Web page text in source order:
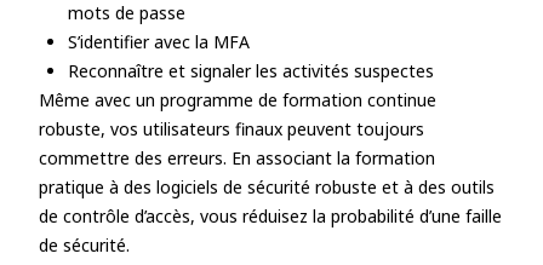
mots de passe
S’identifier avec la MFA
Reconnaître et signaler les activités suspectes
Même avec un programme de formation continue
robuste, vos utilisateurs finaux peuvent toujours
commettre des erreurs. En associant la formation
pratique à des logiciels de sécurité robuste et à des outils
de contrôle d’accès, vous réduisez la probabilité d’une faille
de sécurité.